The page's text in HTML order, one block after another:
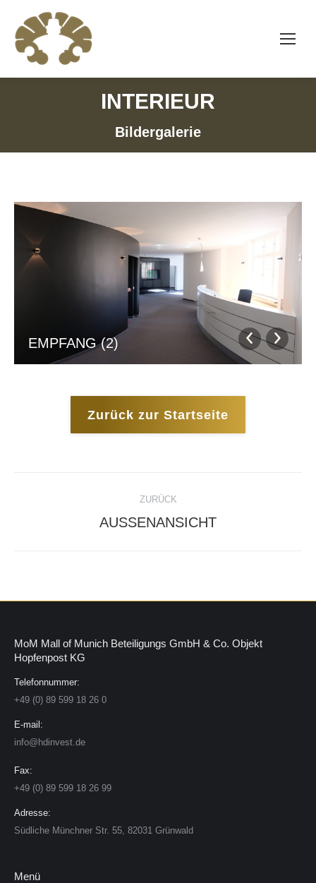
INTERIEUR
Bildergalerie
EMPFANG (2)
Zurück zur Startseite
NAVIGATION
ZURÜCK
Vorheriges
AUSSENANSICHT
MoM Mall of Munich Beteiligungs GmbH & Co. Objekt
Hopfenpost KG
Telefonnummer:
+49 (0) 89 599 18 26 0
E-mail:
info@hdinvest.de
Fax:
+49 (0) 89 599 18 26 99
Adresse:
Südliche Münchner Str. 55, 82031 Grünwald
Menü